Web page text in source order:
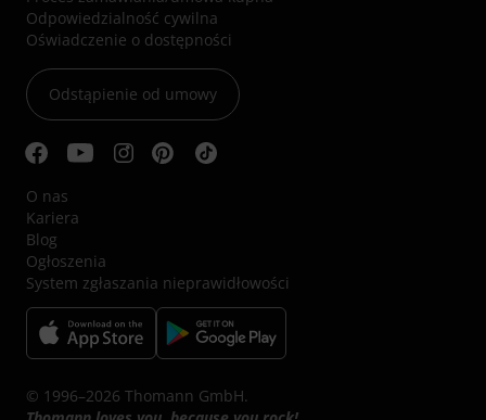
Odpowiedzialność cywilna
Oświadczenie o dostępności
Odstąpienie od umowy
O nas
Kariera
Blog
Ogłoszenia
System zgłaszania nieprawidłowości
© 1996–2026 Thomann GmbH.